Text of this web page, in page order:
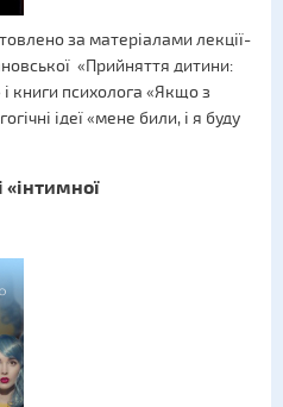
за матеріалами лекції-
«Прийняття дитини:
книги психолога «Якщо з
ідеї «мене били, і я буду
«інтимної